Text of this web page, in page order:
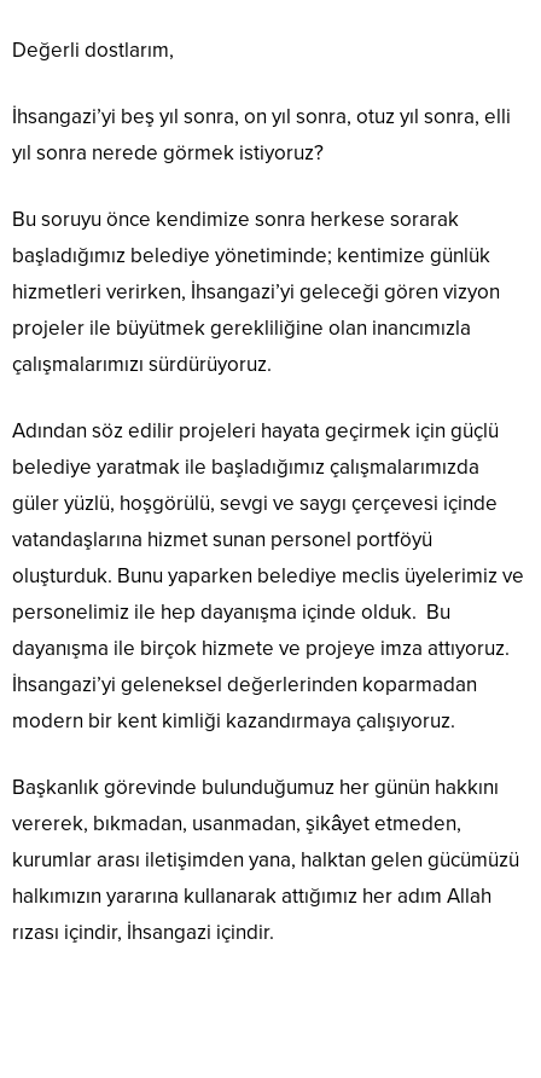
Değerli dostlarım,
İhsangazi’yi beş yıl sonra, on yıl sonra, otuz yıl sonra, elli
yıl sonra nerede görmek istiyoruz?
Bu soruyu önce kendimize sonra herkese sorarak
başladığımız belediye yönetiminde; kentimize günlük
hizmetleri verirken, İhsangazi’yi geleceği gören vizyon
projeler ile büyütmek gerekliliğine olan inancımızla
çalışmalarımızı sürdürüyoruz.
Adından söz edilir projeleri hayata geçirmek için güçlü
belediye yaratmak ile başladığımız çalışmalarımızda
güler yüzlü, hoşgörülü, sevgi ve saygı çerçevesi içinde
vatandaşlarına hizmet sunan personel portföyü
oluşturduk. Bunu yaparken belediye meclis üyelerimiz ve
personelimiz ile hep dayanışma içinde olduk. Bu
dayanışma ile birçok hizmete ve projeye imza attıyoruz.
İhsangazi’yi geleneksel değerlerinden koparmadan
modern bir kent kimliği kazandırmaya çalışıyoruz.
Başkanlık görevinde bulunduğumuz her günün hakkını
vererek, bıkmadan, usanmadan, şikâyet etmeden,
kurumlar arası iletişimden yana, halktan gelen gücümüzü
halkımızın yararına kullanarak attığımız her adım Allah
rızası içindir, İhsangazi içindir.